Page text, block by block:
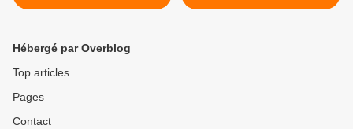
Hébergé par Overblog
Top articles
Pages
Contact